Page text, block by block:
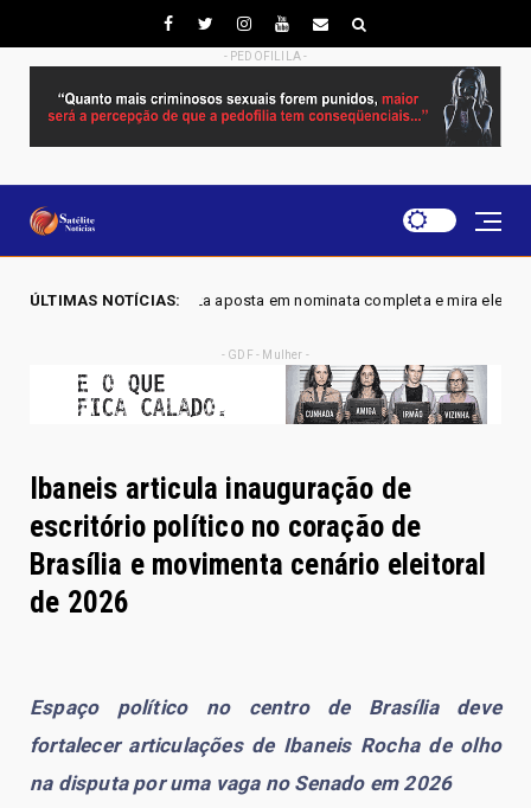
- PEDOFILILA -
ÚLTIMAS NOTÍCIAS:
aposta em nominata completa e mira eleger três deputados distritais em
- GDF - Mulher -
Ibaneis articula inauguração de
escritório político no coração de
Brasília e movimenta cenário eleitoral
de 2026
Espaço político no centro de Brasília deve
fortalecer articulações de Ibaneis Rocha de olho
na disputa por uma vaga no Senado em 2026